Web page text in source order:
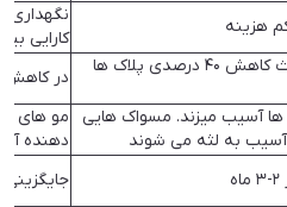
هزینه
نگهداری
کارایی
در طولانی مدت باعث کاهش 40 درصدی پلاک ها
در کاهش
ها آسیب میزند. مسواک هایی
به لثه می شوند
مو های
دهنده
جایگزینی